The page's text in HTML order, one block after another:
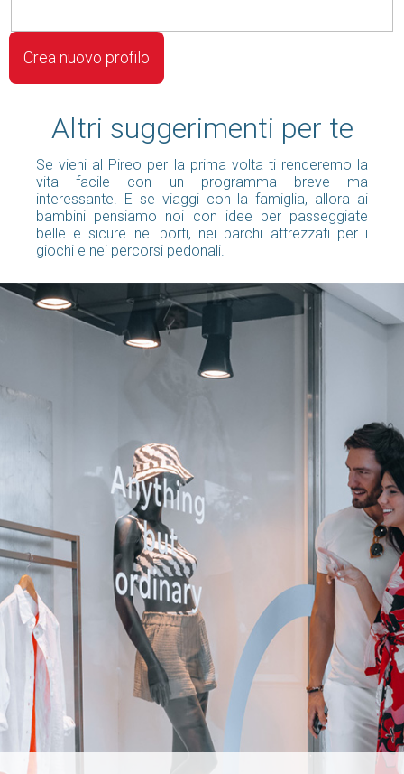
Altri suggerimenti per te
Se vieni al Pireo per la prima volta ti renderemo la
vita facile con un programma breve ma
interessante. E se viaggi con la famiglia, allora ai
bambini pensiamo noi con idee per passeggiate
belle e sicure nei porti, nei parchi attrezzati per i
giochi e nei percorsi pedonali.